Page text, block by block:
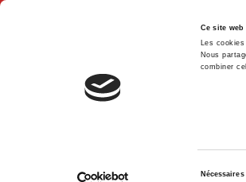
Ce site
Les
Nous
combiner
Nécessaires